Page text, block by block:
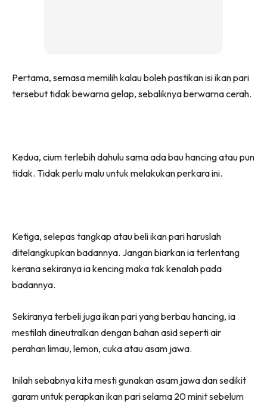
Pertama, semasa memilih kalau boleh pastikan isi ikan pari
tersebut tidak bewarna gelap, sebaliknya berwarna cerah.
Kedua, cium terlebih dahulu sama ada bau hancing atau pun
tidak. Tidak perlu malu untuk melakukan perkara ini.
Ketiga, selepas tangkap atau beli ikan pari haruslah
ditelangkupkan badannya. Jangan biarkan ia terlentang
kerana sekiranya ia kencing maka tak kenalah pada
badannya.
Sekiranya terbeli juga ikan pari yang berbau hancing, ia
mestilah dineutralkan dengan bahan asid seperti air
perahan limau, lemon, cuka atau asam jawa.
Inilah sebabnya kita mesti gunakan asam jawa dan sedikit
garam untuk perapkan ikan pari selama 20 minit sebelum